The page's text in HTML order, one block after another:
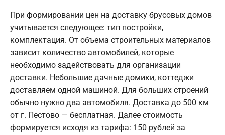
При формировании цен на доставку брусовых домов
учитывается следующее: тип постройки,
комплектация. От объема строительных материалов
зависит количество автомобилей, которые
необходимо задействовать для организации
доставки. Небольшие дачные домики, коттеджи
доставляем одной машиной. Для больших строений
обычно нужно два автомобиля. Доставка до 500 км
от г. Пестово — бесплатная. Далее стоимость
формируется исходя из тарифа: 150 рублей за